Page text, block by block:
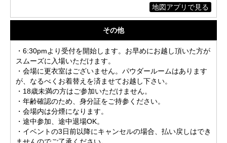
地図アプリで見る
その他
・6:30pmより受付を開始します。お早めにお越し頂いた方が
スムーズに入場いただけます。
・会場に更衣室はございません。パウダールームはあります
が、なるべくお着替えを済ませてお越し下さい。
・18歳未満の方はご参加いただけません。
・年齢確認のため、身分証をご持参ください。
・会場内は分煙になります。
・途中参加、途中退場OK。
・イベントの3日前以降にキャンセルの場合、払い戻しはでき